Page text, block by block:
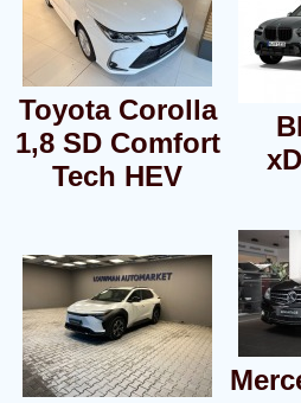
Toyota Corolla
1,8 SD Comfort
Tech HEV